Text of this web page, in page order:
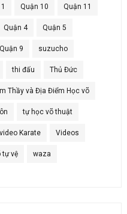
Quận 10 Quận 11
Quận 4 Quận 5
Quận 9 suzucho
thi đấu Thủ Đức
Thầy và Địa Điểm Học võ
tự học võ thuật
video Karate Videos
tự vệ waza